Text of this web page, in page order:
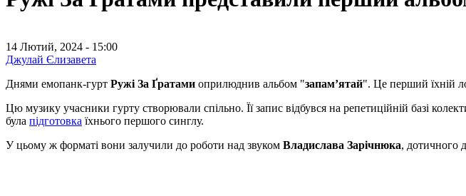
14 Лютий, 2024 - 15:00
Джулай Єлизавета
Днями емопанк-гурт Ружі За Ґратами оприлюднив альбом "запамʼятай". Це перший їхній
Цю музику учасники гурту створювали спільно. Її запис відбувся на репетиційній базі
була підготовка їхнього першого синглу.
У цьому ж форматі вони залучили до роботи над звуком Владислава Зарічнюка, дотичного